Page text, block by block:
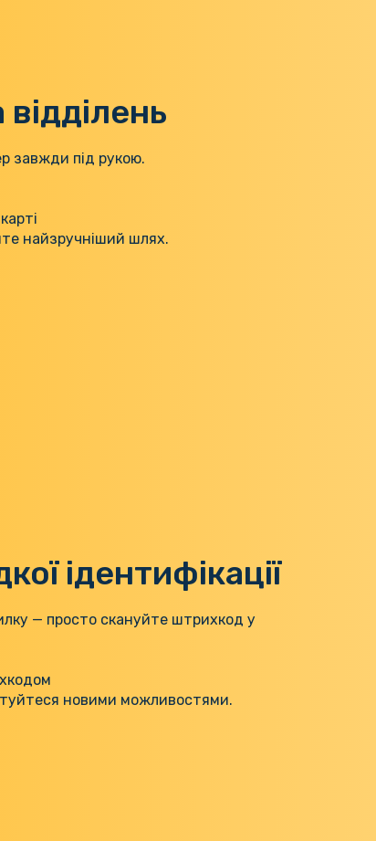
завжди під рукою.
найзручніший шлях.
ідентифікації
— просто скануйте штрихкод у
новими можливостями.